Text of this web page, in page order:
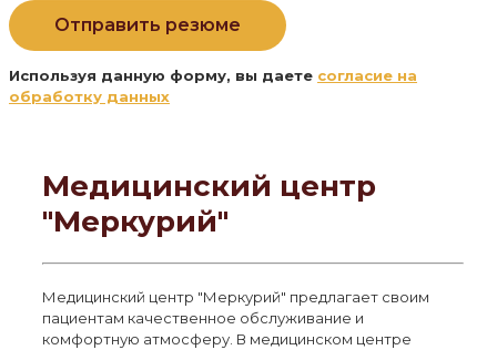
Используя данную форму, вы даете согласие на
обработку данных
Медицинский центр
"Меркурий"
Медицинский центр "Меркурий" предлагает своим
пациентам качественное обслуживание и
комфортную атмосферу. В медицинском центре